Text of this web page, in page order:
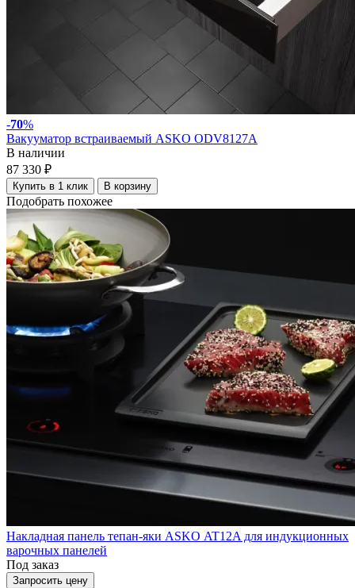
-70%
Вакууматор встраиваемый ASKO ODV8127A
В наличии
87 330 ₽
Купить в 1 клик В корзину
Подобрать похожее
Накладная панель тепан-яки ASKO AT12A для индукционных
варочных панелей
Под заказ
Запросить цену